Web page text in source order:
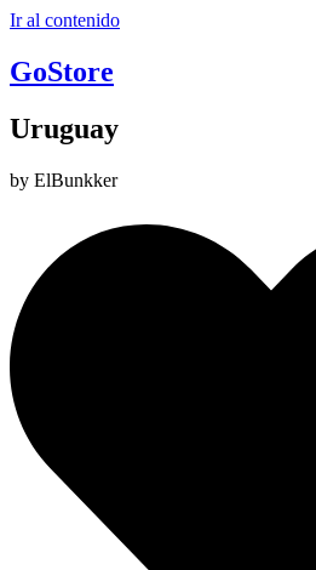
Ir al contenido
GoStore
Uruguay
by ElBunkker